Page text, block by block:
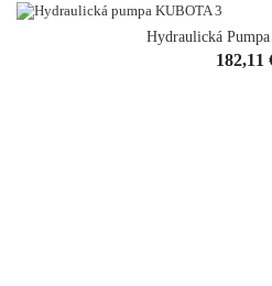
Hydraulická
Cena
182,11